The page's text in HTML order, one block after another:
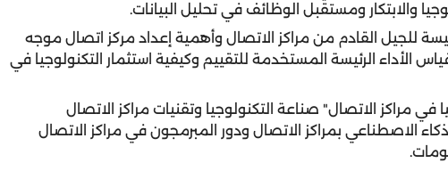
والابتكار ومستقبل الوظائف في تحليل البيانات.
للجيل القادم من مراكز الاتصال وأهمية إعداد مركز اتصال موجه
الأداء الرئيسة المستخدمة للتقييم وكيفية استثمار التكنولوجيا في
في مراكز الاتصال" صناعة التكنولوجيا وتقنيات مراكز الاتصال
الاصطناعي بمراكز الاتصال ودور المبرمجون في مراكز الاتصال